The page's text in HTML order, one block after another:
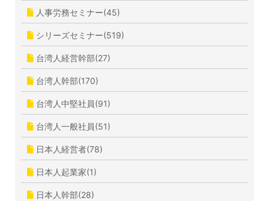
人事労務セミナー(45)
シリーズセミナー(519)
台湾人経営幹部(27)
台湾人幹部(170)
台湾人中堅社員(91)
台湾人一般社員(51)
日本人経営者(78)
日本人起業家(1)
日本人幹部(28)